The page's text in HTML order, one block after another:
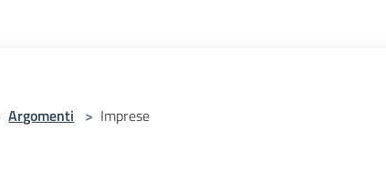
Argomenti > Imprese